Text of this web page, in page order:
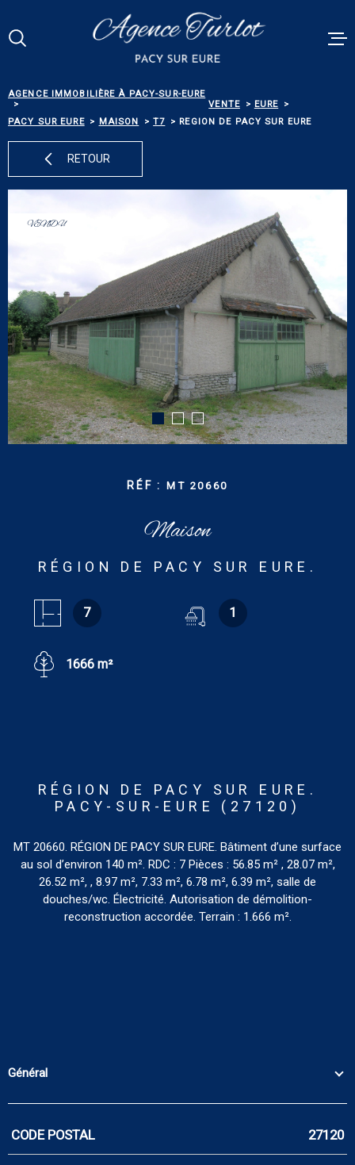
menu
contenu
VENTES
BIENS
ALERTE
NOS
CONTACT
AGENCE IMMOBILIÈRE À PACY-SUR-EURE
VENTE
EURE
PACY SUR EURE
MAISON T7 REGION DE PACY SUR EURE
RETOUR
VENDU
RÉF : MT 20660
Maison
RÉGION DE PACY SUR EURE.
7 1
1666 m²
RÉGION DE PACY SUR EURE.
PACY-SUR-EURE (27120)
MT 20660. RÉGION DE PACY SUR EURE. Bâtiment d’une surface
au sol d’environ 140 m². RDC : 7 Pièces : 56.85 m² , 28.07 m²,
26.52 m², , 8.97 m², 7.33 m², 6.78 m², 6.39 m², salle de
douches/wc. Électricité. Autorisation de démolition-
reconstruction accordée. Terrain : 1.666 m².
Général
Caractérisque Valeurs
CODE POSTAL 27120
Votre
RECHERCHE
TYPE
Budget
BUDGET
RECHERCHER